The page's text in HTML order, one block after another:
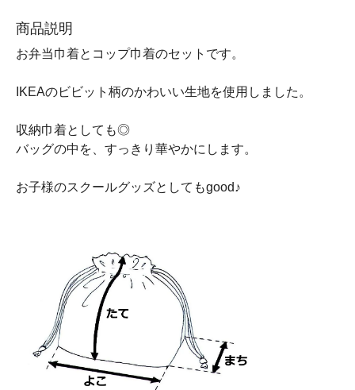
商品説明
お弁当巾着とコップ巾着のセットです。
IKEAのビビット柄のかわいい生地を使用しました。
収納巾着としても◎
バッグの中を、すっきり華やかにします。
お子様のスクールグッズとしてもgood♪